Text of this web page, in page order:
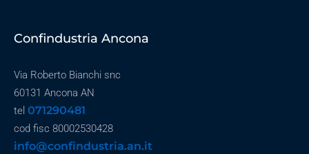
Confindustria Ancona
Via Roberto Bianchi snc
60131 Ancona AN
tel 071290481
cod fisc 80002530428
info@confindustria.an.it